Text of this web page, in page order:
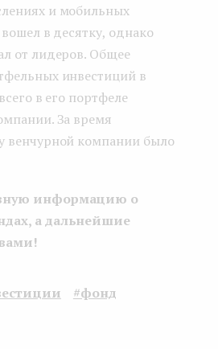
и мобильных
в десятку, однако
от лидеров. Общее
инвестиций в
в его портфеле
За время
венчурной компании было
информацию о
а дальнейшие
#фонд